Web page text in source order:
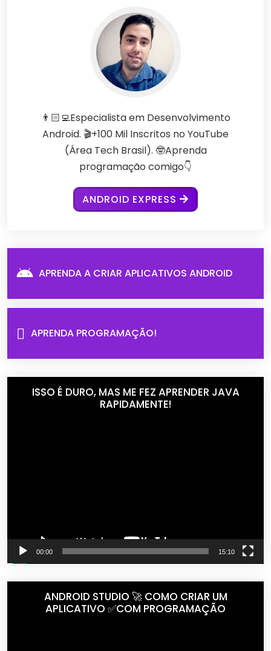
👨🏻‍💻Especialista em Desenvolvimento
Android. 🎬+100 Mil Inscritos no YouTube
(Área Tech Brasil). 🤓Aprenda
programação comigo👇
ANDROID EXPRESS
APRENDA A CRIAR APLICATIVOS ANDROID
APRENDA PROGRAMAÇÃO!
ISSO É DURO, MAS ME FEZ APRENDER JAVA
RAPIDAMENTE!
00:00 15:10
ANDROID STUDIO 🚀 COMO CRIAR UM
APLICATIVO ✅COM PROGRAMAÇÃO